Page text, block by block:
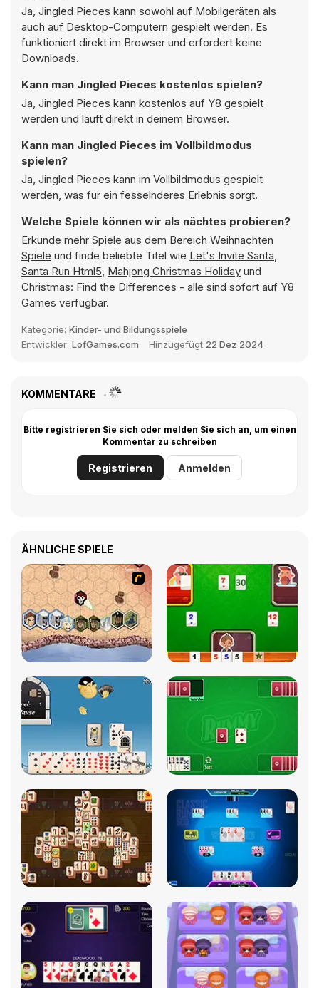
Ja, Jingled Pieces kann sowohl auf Mobilgeräten als
auch auf Desktop-Computern gespielt werden. Es
funktioniert direkt im Browser und erfordert keine
Downloads.
Kann man Jingled Pieces kostenlos spielen?
Ja, Jingled Pieces kann kostenlos auf Y8 gespielt
werden und läuft direkt in deinem Browser.
Kann man Jingled Pieces im Vollbildmodus
spielen?
Ja, Jingled Pieces kann im Vollbildmodus gespielt
werden, was für ein fesselnderes Erlebnis sorgt.
Welche Spiele können wir als nächtes probieren?
Erkunde mehr Spiele aus dem Bereich Weihnachten
Spiele und finde beliebte Titel wie Let's Invite Santa,
Santa Run Html5, Mahjong Christmas Holiday und
Christmas: Find the Differences - alle sind sofort auf Y8
Games verfügbar.
Kategorie: Kinder- und Bildungsspiele
Entwickler: LofGames.com Hinzugefügt 22 Dez 2024
KOMMENTARE
Bitte registrieren Sie sich oder melden Sie sich an, um einen
Kommentar zu schreiben
Registrieren Anmelden
ÄHNLICHE SPIELE